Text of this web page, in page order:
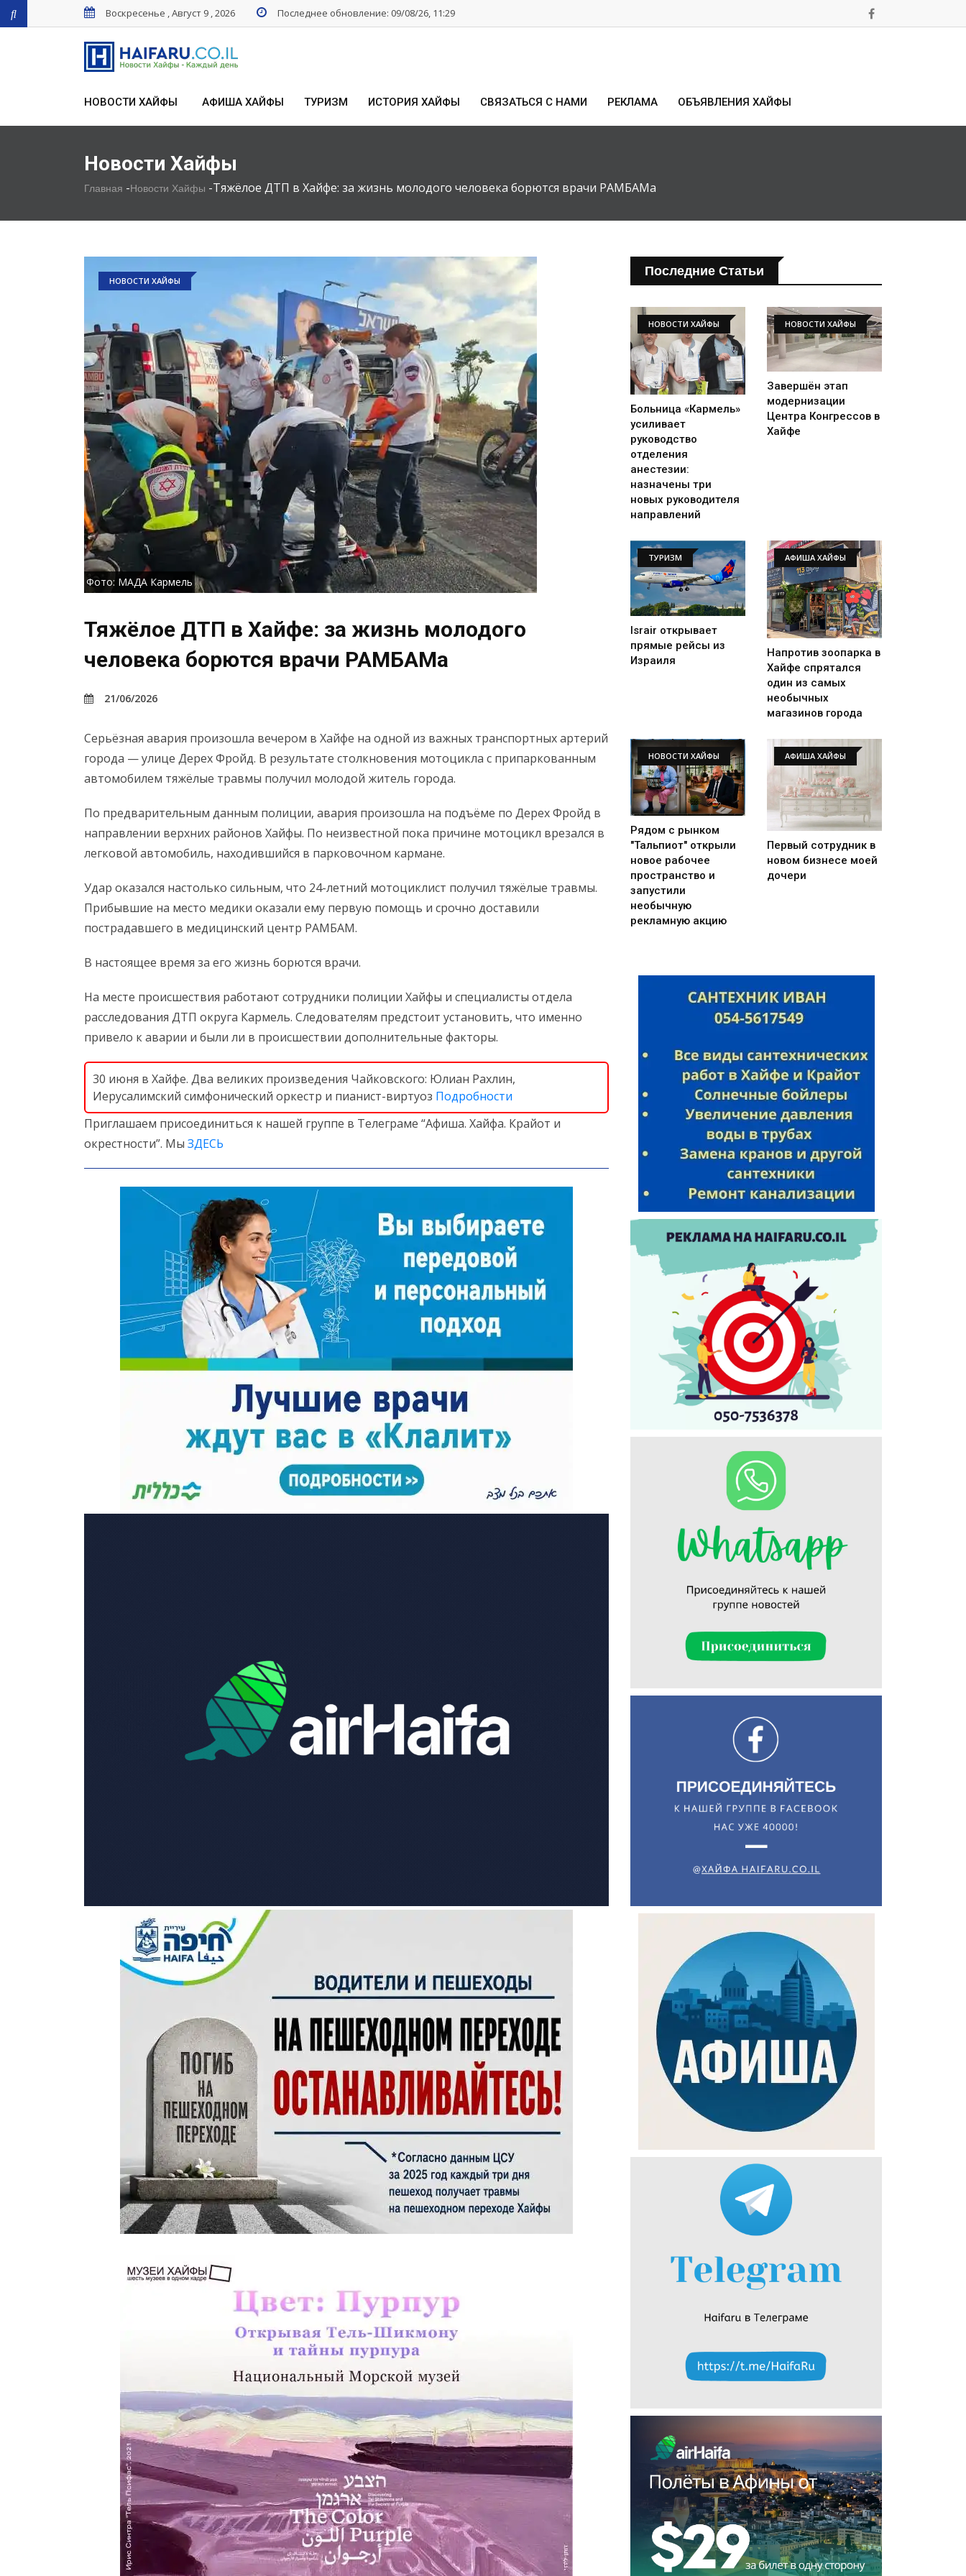
Воскресенье , Август 9 , 2026 Последнее обновление: 09/08/26, 11:29
НОВОСТИ ХАЙФЫ АФИША ХАЙФЫ ТУРИЗМ ИСТОРИЯ ХАЙФЫ СВЯЗАТЬСЯ С НАМИ РЕКЛАМА ОБЪЯВЛЕНИЯ ХАЙФЫ
Искать
Новости Хайфы
Главная -Новости Хайфы -Тяжёлое ДТП в Хайфе: за жизнь молодого человека борются врачи РАМБАМа
НОВОСТИ ХАЙФЫ
Фото: МАДА Кармель
Тяжёлое ДТП в Хайфе: за жизнь молодого
человека борются врачи РАМБАМа
21/06/2026
Серьёзная авария произошла вечером в Хайфе на одной из важных транспортных артерий
города — улице Дерех Фройд. В результате столкновения мотоцикла с припаркованным
автомобилем тяжёлые травмы получил молодой житель города.
По предварительным данным полиции, авария произошла на подъёме по Дерех Фройд в
направлении верхних районов Хайфы. По неизвестной пока причине мотоцикл врезался в
легковой автомобиль, находившийся в парковочном кармане.
Удар оказался настолько сильным, что 24-летний мотоциклист получил тяжёлые травмы.
Прибывшие на место медики оказали ему первую помощь и срочно доставили
пострадавшего в медицинский центр РАМБАМ.
В настоящее время за его жизнь борются врачи.
На месте происшествия работают сотрудники полиции Хайфы и специалисты отдела
расследования ДТП округа Кармель. Следователям предстоит установить, что именно
привело к аварии и были ли в происшествии дополнительные факторы.
30 июня в Хайфе. Два великих произведения Чайковского: Юлиан Рахлин,
Иерусалимский симфонический оркестр и пианист-виртуоз Подробности
Приглашаем присоединиться к нашей группе в Телеграме “Афиша. Хайфа. Крайот и
окрестности”. Мы ЗДЕСЬ
Последние Статьи
НОВОСТИ ХАЙФЫ
Больница «Кармель»
усиливает
руководство
отделения
анестезии:
назначены три
новых руководителя
направлений
НОВОСТИ ХАЙФЫ
Завершён этап
модернизации
Центра Конгрессов в
Хайфе
ТУРИЗМ
Israir открывает
прямые рейсы из
Израиля
АФИША ХАЙФЫ
Напротив зоопарка в
Хайфе спрятался
один из самых
необычных
магазинов города
НОВОСТИ ХАЙФЫ
Рядом с рынком
"Тальпиот" открыли
новое рабочее
пространство и
запустили
необычную
рекламную акцию
АФИША ХАЙФЫ
Первый сотрудник в
новом бизнесе моей
дочери